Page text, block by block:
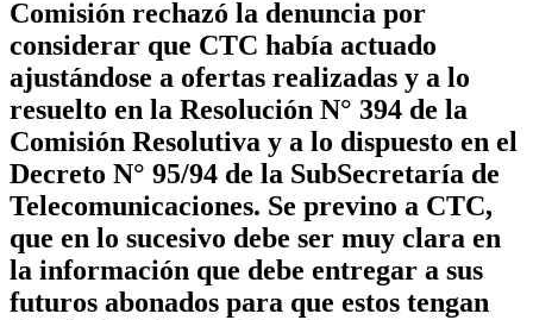
Comisión rechazó la denuncia por
considerar que CTC había actuado
ajustándose a ofertas realizadas y a lo
resuelto en la Resolución N° 394 de la
Comisión Resolutiva y a lo dispuesto en el
Decreto N° 95/94 de la SubSecretaría de
Telecomunicaciones. Se previno a CTC,
que en lo sucesivo debe ser muy clara en
la información que debe entregar a sus
futuros abonados para que estos tengan